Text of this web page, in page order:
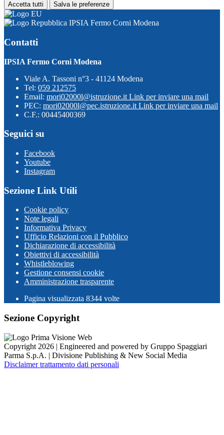
Accetta tutti Salva le preferenze
IPSIA Fermo Corni Modena
Contatti
IPSIA Fermo Corni Modena
Viale A. Tassoni n°3 - 41124 Modena
Tel: 059 212575
Email: mori02000l@istruzione.it Link per inviare una mail
PEC: mori02000l@pec.istruzione.it Link per inviare una mail
C.F.: 00445400369
Seguici su
Facebook
Youtube
Instagram
Sezione Link Utili
Cookie policy
Note legali
Informativa Privacy
Ufficio Relazioni con il Pubblico
Dichiarazione di accessibilità
Obiettivi di accessibilità
Whistleblowing
Gestione consensi cookie
Amministrazione trasparente
Pagina visualizzata 8344 volte
Sezione Copyright
Copyright 2026 | Engineered and powered by Gruppo Spaggiari
Parma S.p.A. | Divisione Publishing & New Social Media
Disclaimer trattamento dati personali